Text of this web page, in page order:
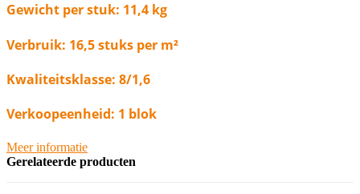
Gewicht per stuk: 11,4 kg
Verbruik: 16,5 stuks per m²
Kwaliteitsklasse: 8/1,6
Verkoopeenheid: 1 blok
Meer informatie
Gerelateerde producten